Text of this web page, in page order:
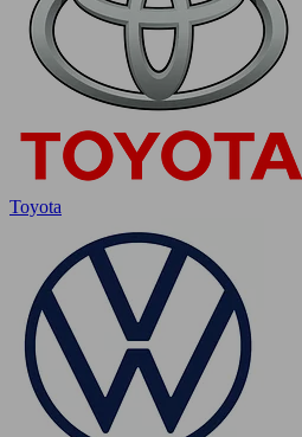
Toyota